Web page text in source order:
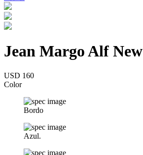
Jean Margo Alf New
USD 160
Color
Bordo
Azul.